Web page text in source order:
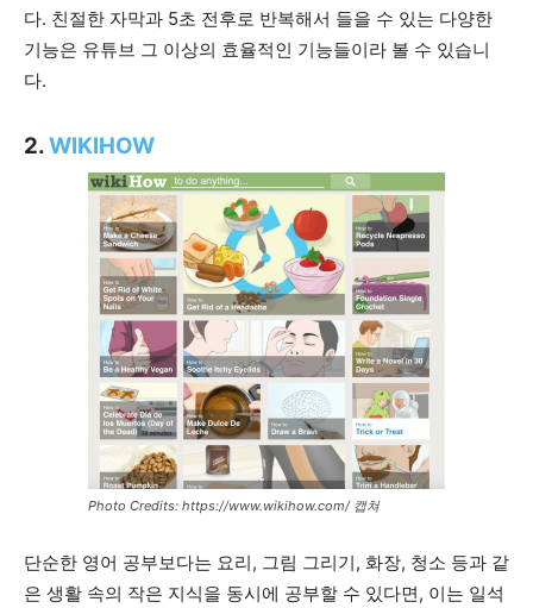
다. 친절한 자막과 5초 전후로 반복해서 들을 수 있는 다양한
기능은 유튜브 그 이상의 효율적인 기능들이라 볼 수 있습니
다.
2.WIKIHOW
Photo Credits: https://www.wikihow.com/ 캡쳐
단순한 영어 공부보다는 요리, 그림 그리기, 화장, 청소 등과 같
은 생활 속의 작은 지식을 동시에 공부할 수 있다면, 이는 일석